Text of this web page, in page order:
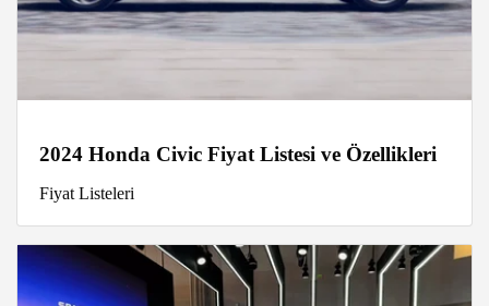
2024 Honda Civic Fiyat Listesi ve Özellikleri
Fiyat Listeleri